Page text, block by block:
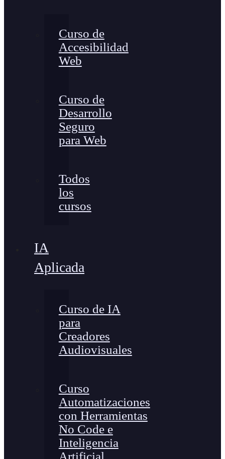
Curso de
Accesibilidad
Web
Curso de
Desarrollo
Seguro
para Web
Todos
los
cursos
IA
Aplicada
Curso de IA
para
Creadores
Audiovisuales
Curso
Automatizaciones
con Herramientas
No Code e
Inteligencia
Artificial